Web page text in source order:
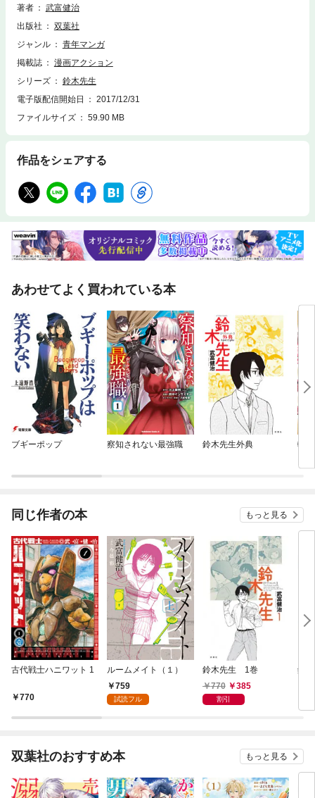
奮のエンディングが待つ、「鈴木先生」最終巻！！
著者
武富健治
出版社
双葉社
ジャンル
青年マンガ
掲載誌
漫画アクション
シリーズ
鈴木先生
電子版配信開始日
2017/12/31
ファイルサイズ
59.90 MB
作品をシェアする
あわせてよく買われている本
ブギーポップ 察知されない最強職 鈴木先生外典
転
を
同じ作者の本 もっと見る
古代戦士ハニワット 1
770
ルームメイト（１）
759
試読フル
鈴木先生 1巻
770
385
割引
鈴
双葉社のおすすめ本 もっと見る